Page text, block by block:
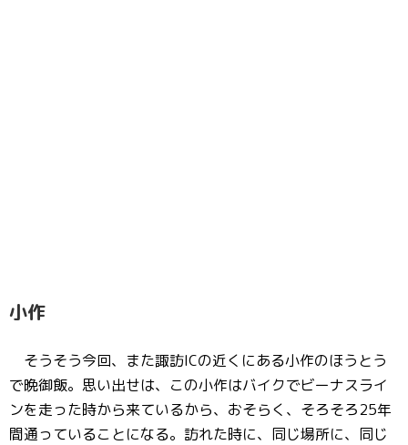
小作
そうそう今回、また諏訪ICの近くにある小作のほうとう
で晩御飯。思い出せは、この小作はバイクでビーナスライ
ンを走った時から来ているから、おそらく、そろそろ25年
間通っていることになる。訪れた時に、同じ場所に、同じ